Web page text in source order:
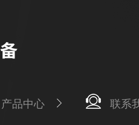
产品中心 联系